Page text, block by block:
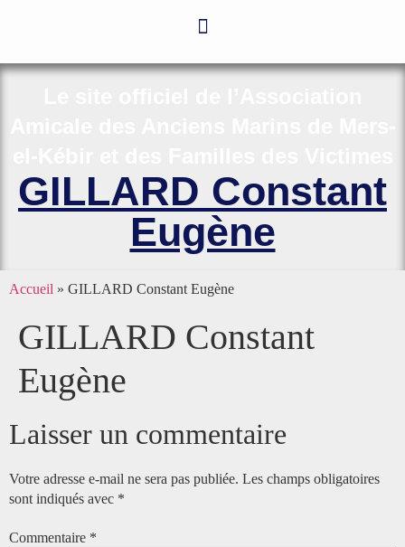
GILLARD Constant
Eugène
Accueil » GILLARD Constant Eugène
GILLARD Constant
Eugène
Laisser un commentaire
Votre adresse e-mail ne sera pas publiée. Les champs obligatoires
sont indiqués avec *
Commentaire *